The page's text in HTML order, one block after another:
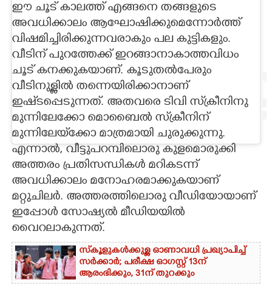
LITERATURE
ZOOM
CONTACT US
ഈ ചൂട് കാലത്ത് എങ്ങനെ തങ്ങളുടെ
അവധിക്കാലം ആഘോഷിക്കുമെന്നോർത്ത്
വിഷമിച്ചിരിക്കുന്നവരാകും പല കുട്ടികളും.
വീടിന് പുറത്തേക്ക് ഇറങ്ങാനാകാത്തവിധം
ചൂട് കനക്കുകയാണ്. കൂടുതൽപേരും
വീടിനുള്ളിൽ തന്നെയിരിക്കാനാണ്
ഇഷ്‌ടപ്പെടുന്നത്. അതവരെ ടിവി സ്‌ക്രീനിനു
മുന്നിലേക്കോ മൊബൈൽ സ്‌ക്രീനിന്
മുന്നിലേയ്‌ക്കോ മാത്രമായി ചുരുക്കുന്നു.
എന്നാൽ, വീട്ടുപറമ്പിലൊരു കുളമൊരുക്കി
അത്തരം പ്രതിസന്ധികൾ മറികടന്ന്
അവധിക്കാലം മനോഹരമാക്കുകയാണ്
മറ്റുചിലർ. അത്തരത്തിലൊരു വീഡിയോയാണ്
ഇപ്പോൾ സോഷ്യൽ മീഡിയയിൽ
വൈറലാകുന്നത്.
സ്‌കൂളുകൾക്കുള്ള ഓണാവധി പ്രഖ്യാപിച്ച്
സർക്കാർ; പരീക്ഷ ഓഗസ്റ്റ് 13ന്
ആരംഭിക്കും, 31ന് തുറക്കും